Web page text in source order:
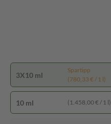
3X10 ml
Spartipp
(780,33 € / 1 l)
10 ml (1.458,00 € / 1 l)